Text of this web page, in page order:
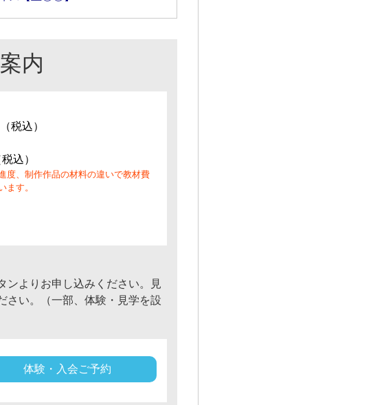
内
税込）
込）
度、制作作品の材料の違いで教材費
ます。
ンよりお申し込みください。見
さい。（一部、体験・見学を設
体験・入会ご予約